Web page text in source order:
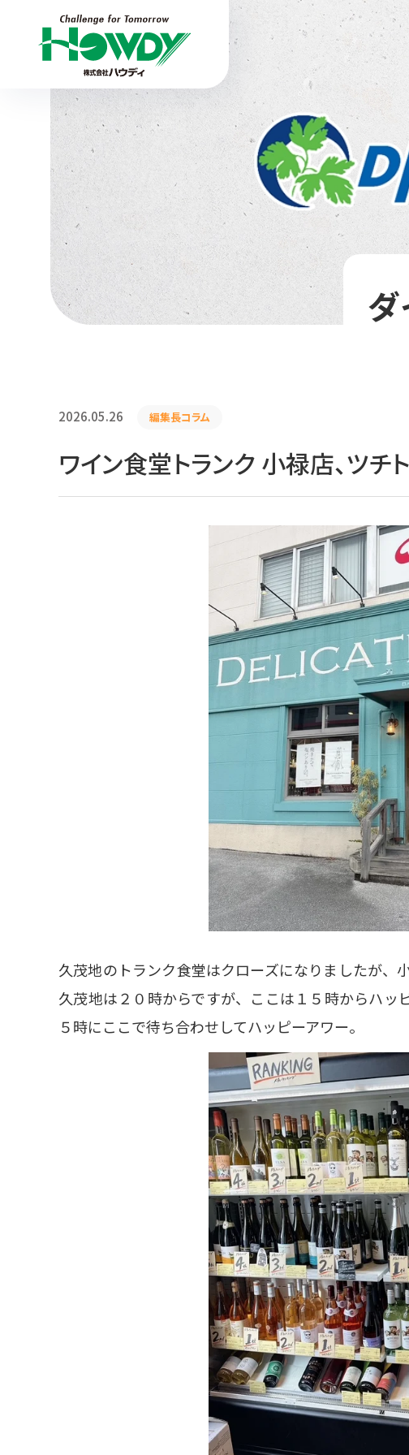
2026.05.26 編集長コラム
ワイン食堂トランク 小禄店、ツチト
久茂地のトランク食堂はクローズになりましたが、
久茂地は２０時からですが、ここは１５時からハッ
５時にここで待ち合わせしてハッピーアワー。